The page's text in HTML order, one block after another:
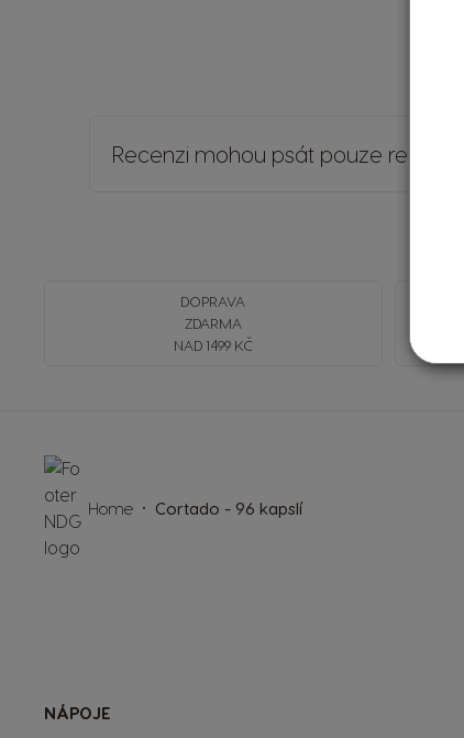
Recenzi mohou psát pouze
DOPRAVA
ZDARMA
NAD 1499 KČ
Home Cortado - 96 kapslí
NÁPOJE